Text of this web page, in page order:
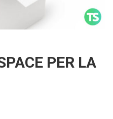
PER LA